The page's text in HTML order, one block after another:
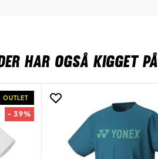
HAR OGSÅ KIGGET PÅ
OUTLET
- 39%